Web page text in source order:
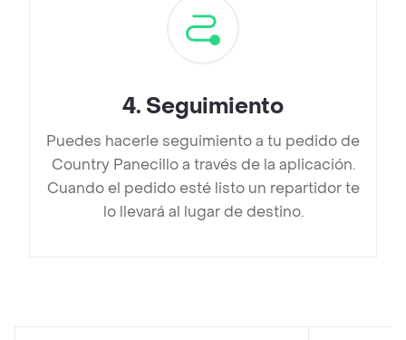
4. Seguimiento
Puedes hacerle seguimiento a tu pedido de
Country Panecillo a través de la aplicación.
Cuando el pedido esté listo un repartidor te
lo llevará al lugar de destino.